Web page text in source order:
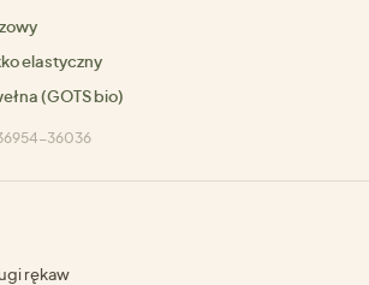
elastyczny
(GOTS bio)
36036
rękaw